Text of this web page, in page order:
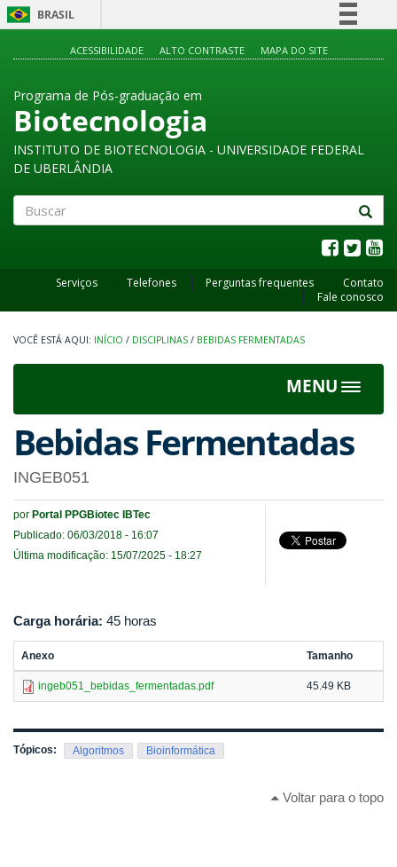
BRASIL
Legislação
ACESSIBILIDADE ALTO CONTRASTE MAPA DO SITE
Programa de Pós-graduação em
Biotecnologia
INSTITUTO DE BIOTECNOLOGIA - UNIVERSIDADE FEDERAL
DE UBERLÂNDIA
Serviços Telefones Perguntas frequentes
Contato
Fale conosco
INÍCIO / DISCIPLINAS / BEBIDAS FERMENTADAS
MENU
Toggle
Bebidas Fermentadas
INGEB051
por Portal PPGBiotec IBTec
Publicado: 06/03/2018 - 16:07
Última modificação: 15/07/2025 - 18:27
Carga horária: 45 horas
Anexo Tamanho
ingeb051_bebidas_fermentadas.pdf 45.49 KB
Tópicos: Algoritmos Bioinformática
Voltar para o topo